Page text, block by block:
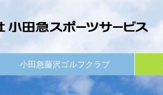
小田急藤沢ゴルフクラブ